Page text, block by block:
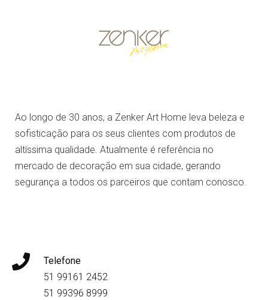
Ao longo de 30 anos, a Zenker Art Home leva beleza e
sofisticação para os seus clientes com produtos de
altíssima qualidade. Atualmente é referência no
mercado de decoração em sua cidade, gerando
segurança a todos os parceiros que contam conosco.
Telefone
51 99161 2452
51 99396 8999